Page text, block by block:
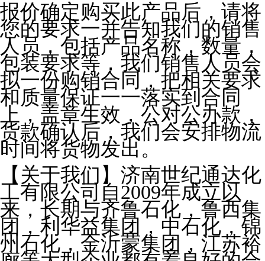
报价确定购买此产品后，请将
您的要求一并告知我们的销售
人员，包括产品名称，数量，
包装要求等，我们销售人员会
拟一份购销合同，把相关要求
和质量保证一一落实到合同
上，盖章生效，公对公办款，
货款确认后，我们会安排物流
时间将货物发出。
【关于我们】济南世纪通达化
工有限公司自2009年成立以
来，长期与齐鲁石化，鲁西集
团，利华益集团，中石化，锦
州石化，金沂蒙集团，江苏裕